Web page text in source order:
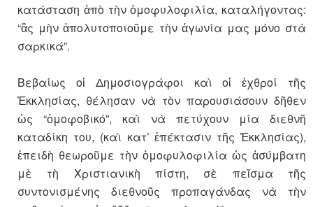
κατάσταση ἀπὸ τὴν ὁμοφυλοφιλία, καταλήγοντας:
“ἂς μὴν ἀπολυτοποιοῦμε τὴν ἀγωνία μας μόνο στὰ
σαρκικά”.
Βεβαίως οἱ Δημοσιογράφοι καὶ οἱ ἐχθροί τῆς
Ἐκκλησίας, θέλησαν νὰ τὸν παρουσιάσουν δῆθεν
ὡς “ὁμοφοβικό”, καὶ νὰ πετύχουν μία διεθνῆ
καταδίκη του, (καὶ κατ’ ἐπέκτασιν τῆς Ἐκκλησίας),
ἐπειδὴ θεωροῦμε τὴν ὁμοφυλοφιλία ὡς ἀσύμβατη
μὲ τὴ Χριστιανικὴ πίστη, σὲ πεῖσμα τῆς
συντονισμένης διεθνοῦς προπαγάνδας νὰ τὴν